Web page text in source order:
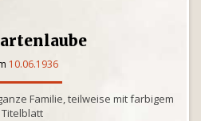
10.06.1936
Familie, teilweise mit farbigem
Titelblatt